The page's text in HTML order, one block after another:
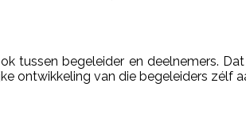
tussen begeleider en deelnemers.
ontwikkeling van die begeleiders zélf